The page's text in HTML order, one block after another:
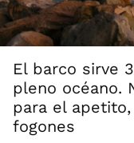
El barco sirve
pleno océano.
para el
fogones